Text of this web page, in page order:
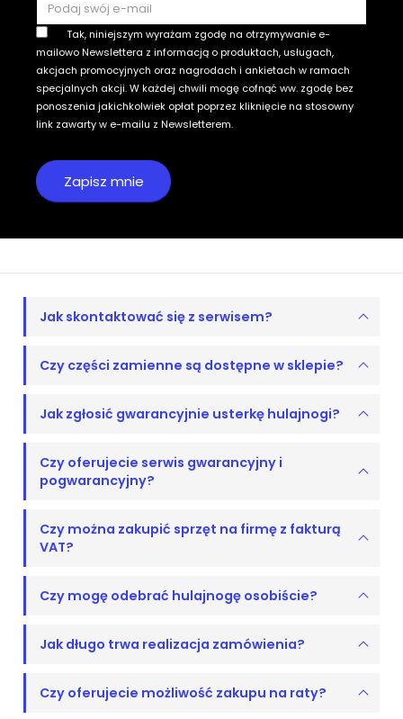
Tak, niniejszym wyrażam zgodę na otrzymywanie e-
mailowo Newslettera z informacją o produktach, usługach,
akcjach promocyjnych oraz nagrodach i ankietach w ramach
specjalnych akcji. W każdej chwili mogę cofnąć ww. zgodę bez
ponoszenia jakichkolwiek opłat poprzez kliknięcie na stosowny
link zawarty w e-mailu z Newsletterem.
Jak skontaktować się z serwisem?
Czy części zamienne są dostępne w sklepie?
Jak zgłosić gwarancyjnie usterkę hulajnogi?
Czy oferujecie serwis gwarancyjny i
pogwarancyjny?
Czy można zakupić sprzęt na firmę z fakturą
VAT?
Czy mogę odebrać hulajnogę osobiście?
Jak długo trwa realizacja zamówienia?
Czy oferujecie możliwość zakupu na raty?